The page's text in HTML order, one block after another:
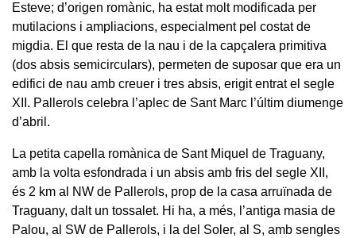
Esteve; d’origen romànic, ha estat molt modificada per
mutilacions i ampliacions, especialment pel costat de
migdia. El que resta de la nau i de la capçalera primitiva
(dos absis semicirculars), permeten de suposar que era un
edifici de nau amb creuer i tres absis, erigit entrat el segle
XII. Pallerols celebra l’aplec de Sant Marc l’últim diumenge
d’abril.
La petita capella romànica de Sant Miquel de Traguany,
amb la volta esfondrada i un absis amb fris del segle XII,
és 2 km al NW de Pallerols, prop de la casa arruïnada de
Traguany, dalt un tossalet. Hi ha, a més, l’antiga masia de
Palou, al SW de Pallerols, i la del Soler, al S, amb sengles